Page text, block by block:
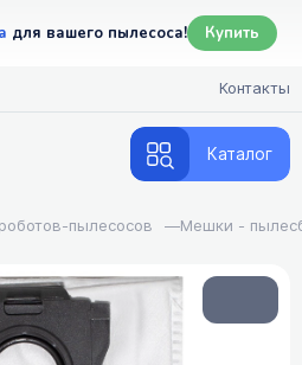
для вашего пылесоса! Купить
Контакты
Каталог
пылесосов —Мешки -